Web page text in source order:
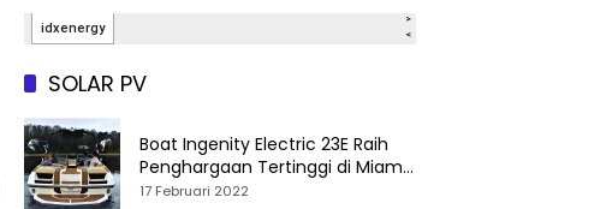
SOLAR PV
Boat Ingenity Electric 23E Raih
Penghargaan Tertinggi di Miami
International Boat Show
17 Februari 2022